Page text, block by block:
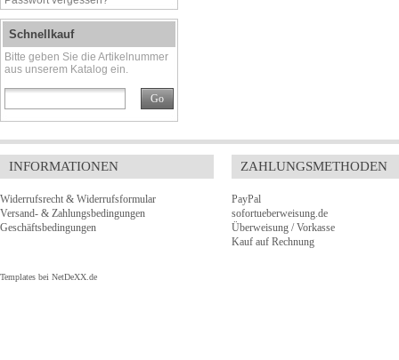
Schnellkauf
Bitte geben Sie die Artikelnummer
aus unserem Katalog ein.
Go
INFORMATIONEN
Widerrufsrecht & Widerrufsformular
Versand- & Zahlungsbedingungen
Geschäftsbedingungen
ZAHLUNGSMETHODEN
PayPal
sofortueberweisung.de
Überweisung / Vorkasse
Kauf auf Rechnung
Templates bei NetDeXX.de